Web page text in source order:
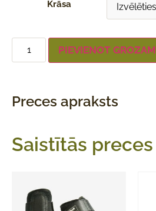
Krāsa
PIEVIENOT GROZAM
Preces apraksts
Saistītās preces